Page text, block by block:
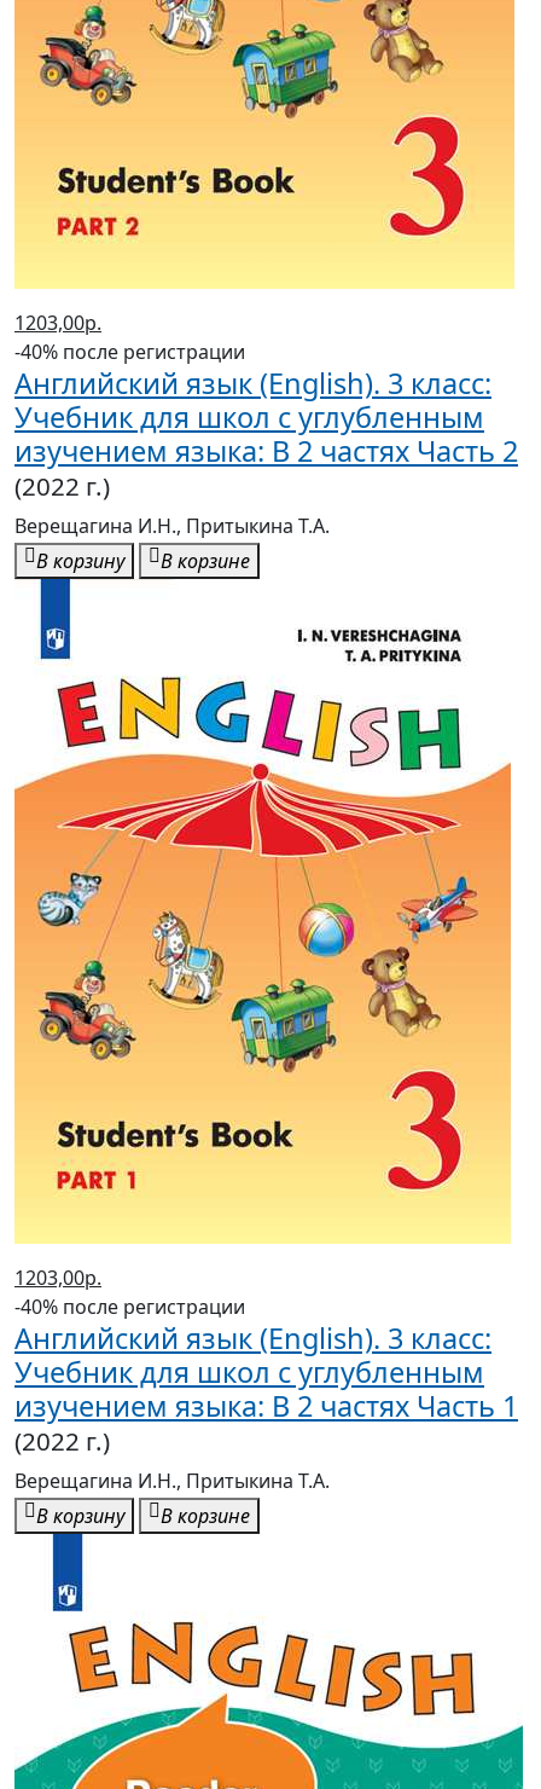
1203,00р.
-40% после регистрации
Английский язык (English). 3 класс:
Учебник для школ с углубленным
изучением языка: В 2 частях Часть 2
(2022 г.)
Верещагина И.Н., Притыкина Т.А.
В корзину
В корзине
1203,00р.
-40% после регистрации
Английский язык (English). 3 класс:
Учебник для школ с углубленным
изучением языка: В 2 частях Часть 1
(2022 г.)
Верещагина И.Н., Притыкина Т.А.
В корзину
В корзине